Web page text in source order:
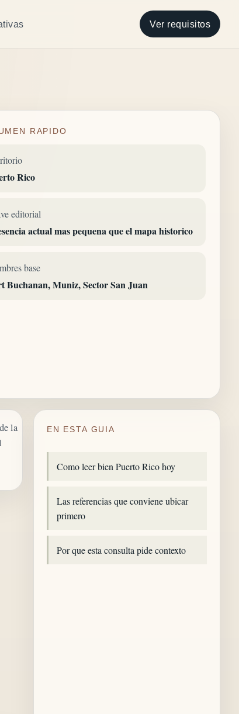
Ver requisitos
RAPIDO
Rico
editorial
actual mas pequena que el mapa historico
base
Buchanan, Muniz, Sector San Juan
la
EN ESTA GUIA
Como leer bien Puerto Rico hoy
Las referencias que conviene ubicar
primero
Por que esta consulta pide contexto